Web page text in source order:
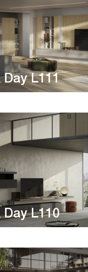
Day L111
Day L110